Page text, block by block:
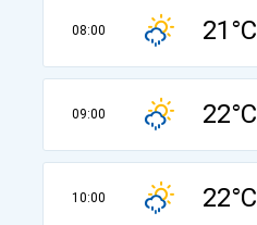
08:00 21°C
09:00 22°C
10:00 22°C